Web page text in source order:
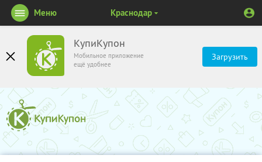
КупиКупон
Мобильное приложение
ещё удобнее
Загрузить
Меню Краснодар